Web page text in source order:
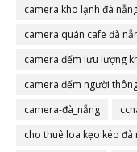
camera đà nẵng
camera kho lạnh đà
camera quán cafe đà
camera đếm lưu lượng
camera đếm người
camera-đà_nẵng
cho thuê loa kẹo kéo đà